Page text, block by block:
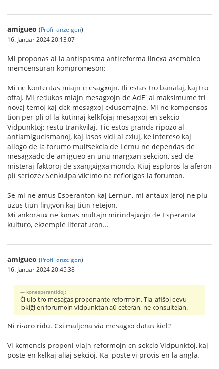
amigueo (Profil anzeigen)
16. Januar 2024 20:13:07
Mi proponas al la antispasma antireforma lincxa asembleo
memcensuran kompromeson:
Mi ne kontentas miajn mesagxojn. Ili estas tro banalaj, kaj tro
oftaj. Mi redukos miajn mesagxojn de AdE' al maksimume tri
novaj temoj kaj dek mesagxoj cxiusemajne. Mi ne kompensos
tion per pli ol la kutimaj kelkfojaj mesagxoj en sekcio
Vidpunktoj; restu trankvilaj. Tio estos granda ripozo al
antiamigueismanoj, kaj lasos vidi al cxiuj, ke intereso kaj
allogo de la forumo multsekcia de Lernu ne dependas de
mesagxado de amigueo en unu margxan sekcion, sed de
misteraj faktoroj de sxangxigxa mondo. Kiuj esploros la aferon
pli serioze? Senkulpa viktimo ne reflorigos la forumon.
Se mi ne amus Esperanton kaj Lernun, mi antaux jaroj ne plu
uzus tiun lingvon kaj tiun retejon.
Mi ankoraux ne konas multajn mirindajxojn de Esperanta
kulturo, ekzemple literaturon...
amigueo (Profil anzeigen)
16. Januar 2024 20:45:38
konesperantidoj:
Ĉi ulo tro mesaĝas proponante reformojn. Tiaj afiŝoj devu
lokiĝi en forumojn vidpunktan aŭ ceteran, ne konsultejan.
Ni ri-aro ridu. Cxi maljena via mesagxo datas kiel?
Vi komencis proponi viajn reformojn en sekcio Vidpunktoj, kaj
poste en kelkaj aliaj sekcioj. Kaj poste vi provis en la angla.